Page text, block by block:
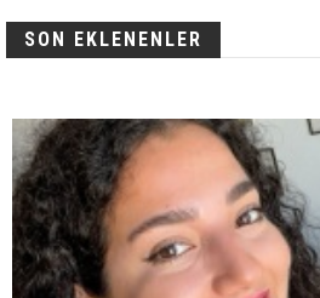
SON EKLENENLER